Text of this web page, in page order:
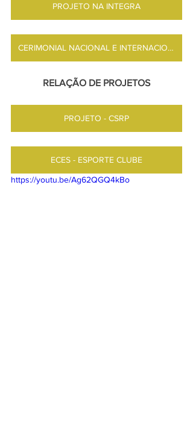
PROJETO NA INTEGRA
CERIMONIAL NACIONAL E INTERNACIONAL
RELAÇÃO DE PROJETOS
PROJETO - CSRP
ECES - ESPORTE CLUBE
https://youtu.be/Ag62QGQ4kBo